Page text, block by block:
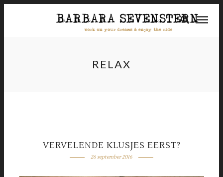
RELAX
VERVELENDE KLUSJES EERST?
26 september 2016